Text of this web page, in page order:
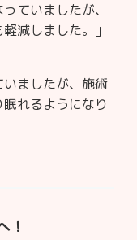
ていましたが、
減しました。」
いましたが、施術
れるようになり
！